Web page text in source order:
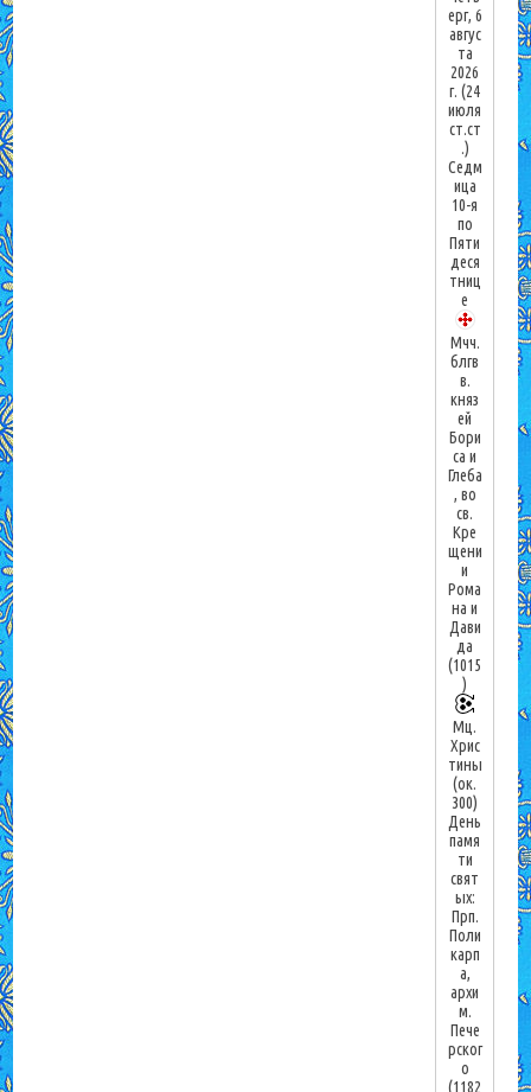
ерг, 6
авгус
та
2026
г.(24
июля
ст.ст
.)
Седм
ица
10-я
по
Пяти
деся
тниц
е
Мчч.
блгв
в.
княз
ей
Бори
са и
Глеба
, во
св.
Кре
щени
и
Рома
на и
Дави
да
(1015
)
Мц.
Хрис
тины
(ок.
300)
День
памя
ти
свят
ых:
Прп.
Поли
карп
а,
архи
м.
Пече
рског
о
(1182